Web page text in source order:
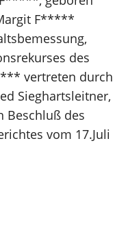
F*****
des
vertreten durch
Sieghartsleitner,
Beschluß des
vom 17.Juli